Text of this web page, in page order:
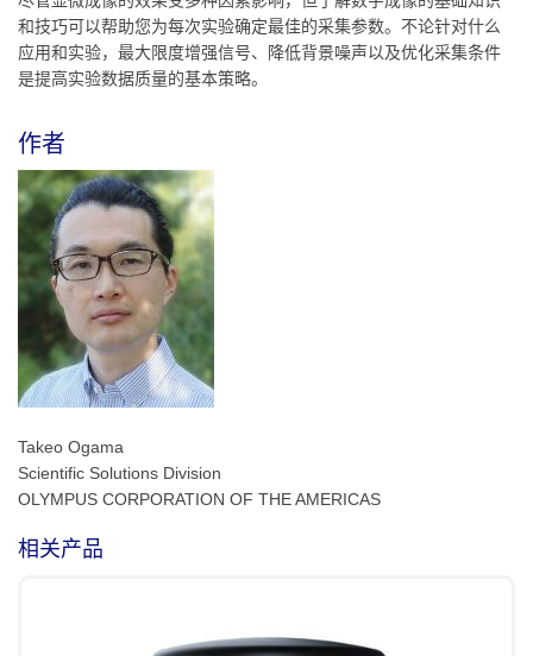
和技巧可以帮助您为每次实验确定最佳的采集参数。不论针对什么
应用和实验，最大限度增强信号、降低背景噪声以及优化采集条件
是提高实验数据质量的基本策略。
作者
Takeo Ogama
Scientific Solutions Division
OLYMPUS CORPORATION OF THE AMERICAS
相关产品